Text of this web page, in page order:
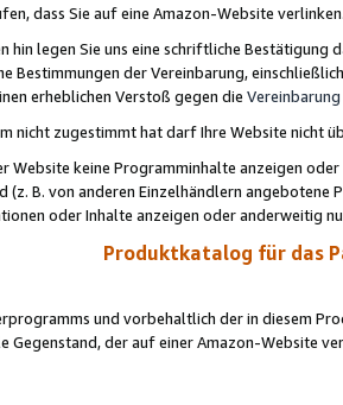
dass Sie auf eine Amazon-Website
hin legen Sie uns eine schriftliche
Bestimmungen der Vereinbarung,
erheblichen Verstoß gegen die Vereinbarung
nicht zugestimmt hat darf Ihre Website nicht
Website keine Programminhalte anzeigen
(z. B. von anderen Einzelhändlern
oder Inhalte anzeigen oder anderweitig
Produktkatalog für das
und vorbehaltlich der in diesem
Gegenstand, der auf einer Amazon-Website